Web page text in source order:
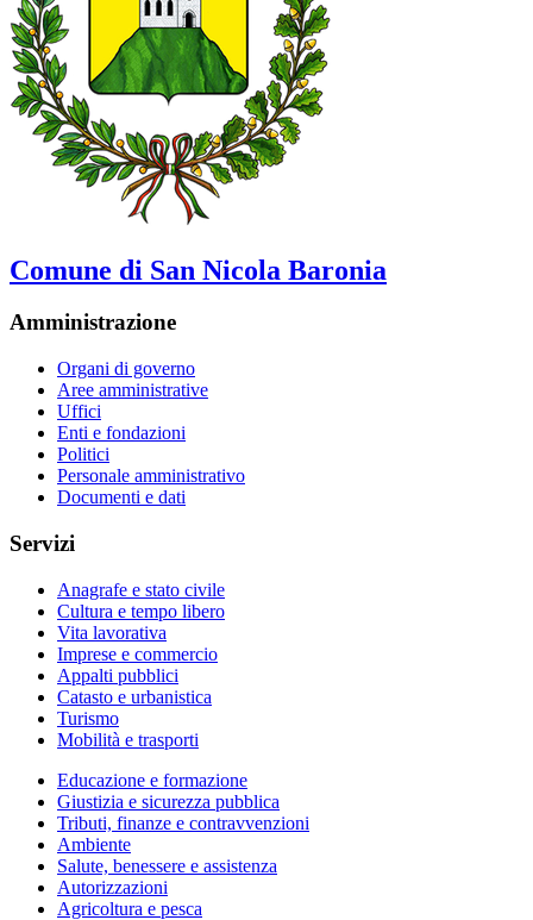
Comune di San Nicola Baronia
Amministrazione
Organi di governo
Aree amministrative
Uffici
Enti e fondazioni
Politici
Personale amministrativo
Documenti e dati
Servizi
Anagrafe e stato civile
Cultura e tempo libero
Vita lavorativa
Imprese e commercio
Appalti pubblici
Catasto e urbanistica
Turismo
Mobilità e trasporti
Educazione e formazione
Giustizia e sicurezza pubblica
Tributi, finanze e contravvenzioni
Ambiente
Salute, benessere e assistenza
Autorizzazioni
Agricoltura e pesca